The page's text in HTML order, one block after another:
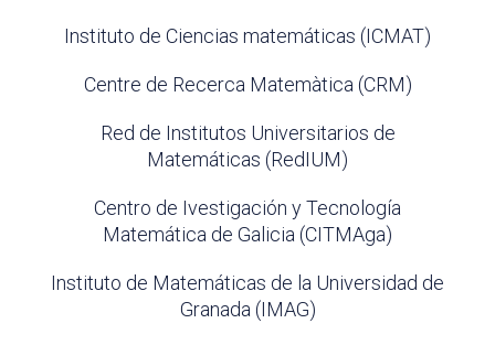
Instituto de Ciencias matemáticas (ICMAT)
Centre de Recerca Matemàtica (CRM)
Red de Institutos Universitarios de
Matemáticas (RedIUM)
Centro de Ivestigación y Tecnología
Matemática de Galicia (CITMAga)
Instituto de Matemáticas de la Universidad de
Granada (IMAG)